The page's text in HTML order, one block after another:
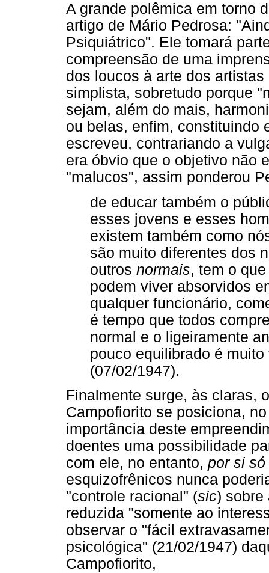
A grande polêmica em torno
artigo de Mário Pedrosa:
Psiquiátrico". Ele tomará
compreensão de uma
dos loucos à arte dos
simplista, sobretudo porque
sejam, além do mais,
ou belas, enfim, constituindo
escreveu, contrariando a
era óbvio que o objetivo não
"malucos", assim ponderou
de educar também o
esses jovens e esses
existem também como
são muito diferentes dos
outros normais, tem o
podem viver absorvidos
qualquer funcionário,
é tempo que todos
normal e o ligeiramente
pouco equilibrado é
(07/02/1947).
Finalmente surge, às claras,
Campofiorito se posiciona,
importância deste
doentes uma possibilidade
com ele, no entanto, por si só
esquizofrênicos nunca
"controle racional" (sic) sobre
reduzida "somente ao
observar o "fácil
psicológica" (21/02/1947)
Campofiorito,